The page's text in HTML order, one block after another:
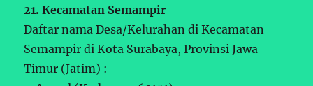
21. Kecamatan Semampir
Daftar nama Desa/Kelurahan di Kecamatan
Semampir di Kota Surabaya, Provinsi Jawa
Timur (Jatim) :